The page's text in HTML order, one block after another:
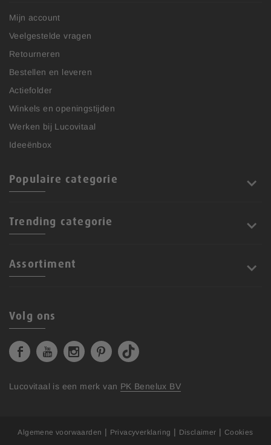
Mijn account
Veelgestelde vragen
Retourneren
Bestellen en leveren
Actiefolder
Winkels en openingstijden
Werken bij Lucovitaal
Ideeënbox
Populaire categorie
Trending categorie
Assortiment
Volg ons
Lucovitaal is een merk van PK Benelux BV
Algemene voorwaarden | Privacyverklaring | Disclaimer | Cookies